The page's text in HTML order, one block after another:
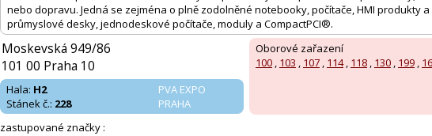
nebo dopravu. Jedná se zejména o plně zodolněné notebooky, počítače, HMI produkty a
průmyslové desky, jednodeskové počítače, moduly a CompactPCI®.
Oborové zařazení
100 , 103 , 107 , 114, 118 , 130 , 199 ,
Moskevská 949/86
101 00 Praha 10
PVA EXPO
PRAHA
Hala: H2
Stánek č.: 228
zastupované značky :